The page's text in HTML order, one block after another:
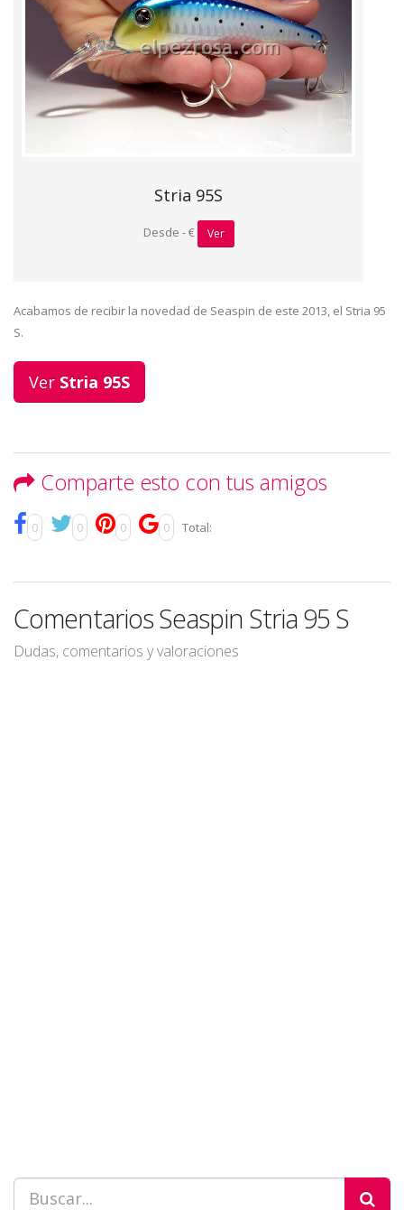
Stria 95S
Desde - € Ver
Acabamos de recibir la novedad de Seaspin de este 2013, el Stria 95
S.
Ver Stria 95S
Comparte esto con tus amigos
0 0 0 0 Total:
Comentarios Seaspin Stria 95 S
Dudas, comentarios y valoraciones